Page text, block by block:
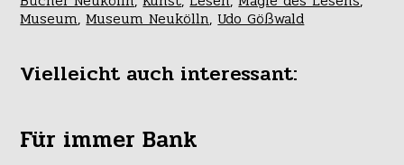
Museum,Museum Neukölln,Udo Gößwald
Vielleicht auch interessant:
Für immer Bank